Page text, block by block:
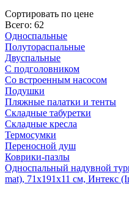
Cортировать по цене
Всего: 62
Односпальные
Полутораспальные
Двуспальные
С подголовником
Со встроенным насосом
Подушки
Пляжные палатки и тенты
Складные табуретки
Складные кресла
Термосумки
Переносной душ
Коврики-пазлы
Односпальный надувной
mat), 71х191х11 см, Интекс